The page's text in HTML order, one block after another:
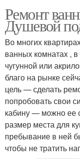
Ремонт
Душевой
Во многих
ванных комнатах ,
чугунной или
благо на рынке
цель — сделать
попробовать свои
кабину — можно ее
размер места для
пребывание в ней
чтобы не тратить